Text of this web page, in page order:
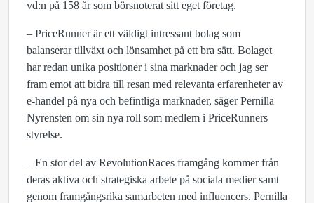
vd:n på 158 år som börsnoterat sitt eget företag.
– PriceRunner är ett väldigt intressant bolag som
balanserar tillväxt och lönsamhet på ett bra sätt. Bolaget
har redan unika positioner i sina marknader och jag ser
fram emot att bidra till resan med relevanta erfarenheter av
e-handel på nya och befintliga marknader, säger Pernilla
Nyrensten om sin nya roll som medlem i PriceRunners
styrelse.
– En stor del av RevolutionRaces framgång kommer från
deras aktiva och strategiska arbete på sociala medier samt
genom framgångsrika samarbeten med influencers. Pernilla